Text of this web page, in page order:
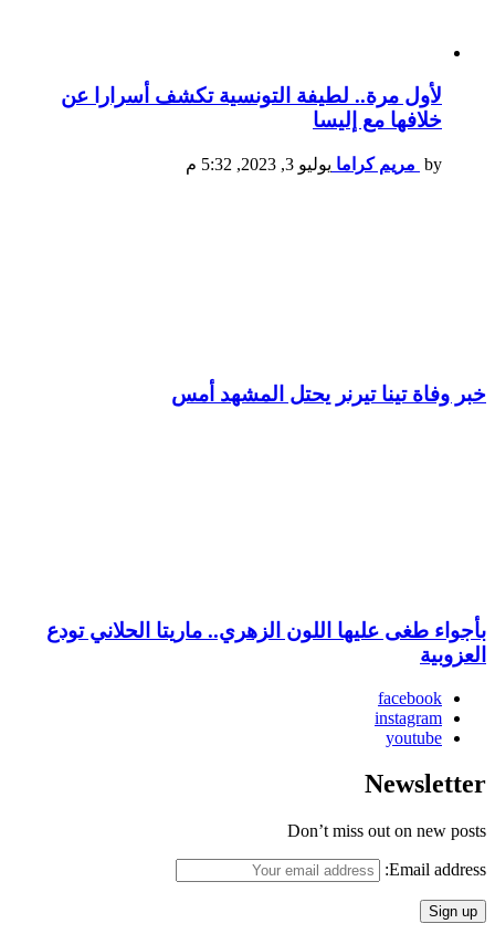
لأول مرة.. لطيفة التونسية تكشف أسرارا عن
خلافها مع إليسا
by مريم كراما يوليو 3, 2023, 5:32 م
خبر وفاة تينا تيرنر يحتل المشهد أمس
بأجواء طغى عليها اللون الزهري.. ماريتا الحلاني تودع
العزوبية
facebook
instagram
youtube
Newsletter
Don’t miss out on new posts
Email address: